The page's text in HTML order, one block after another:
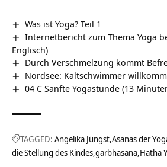
Was ist Yoga? Teil 1
Internetbericht zum Thema Yoga
Englisch)
Durch Verschmelzung kommt
Nordsee: Kaltschwimmer
04 C Sanfte Yogastunde (13
TAGGED: Angelika Jüngst Asanas der
die Stellung des Kindes garbhasana Hatha